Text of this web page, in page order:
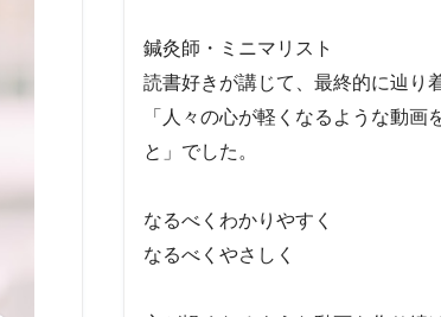
鍼灸師・ミニマリスト
読書好きが講じて、最終的に辿り
「人々の心が軽くなるような動画
と」でした。
なるべくわかりやすく
なるべくやさしく